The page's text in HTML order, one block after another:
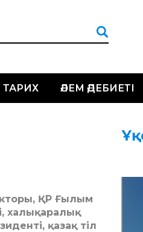
ТАРИХ ӘЛЕМ ӘДЕБИЕТІ
ҚР Ғылым
халықаралық
қазақ тіл